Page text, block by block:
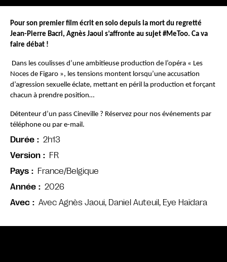
Avec Avec Agnès Jaoui, Daniel Auteuil, Eye Haïdara
Pour son premier film écrit en solo depuis la mort du regretté
Jean-Pierre Bacri, Agnès Jaoui s’affronte au sujet #MeToo. Ca va
faire débat !
Dans les coulisses d’une ambitieuse production de l’opéra « Les
Noces de Figaro », les tensions montent lorsqu’une accusation
d’agression sexuelle éclate, mettant en péril la production et forçant
chacun à prendre position…
Détenteur d’un pass Cineville ? Réservez pour nos événements par
téléphone ou par e-mail.
Durée
2h13
Version
FR
Pays
France/Belgique
Année
2026